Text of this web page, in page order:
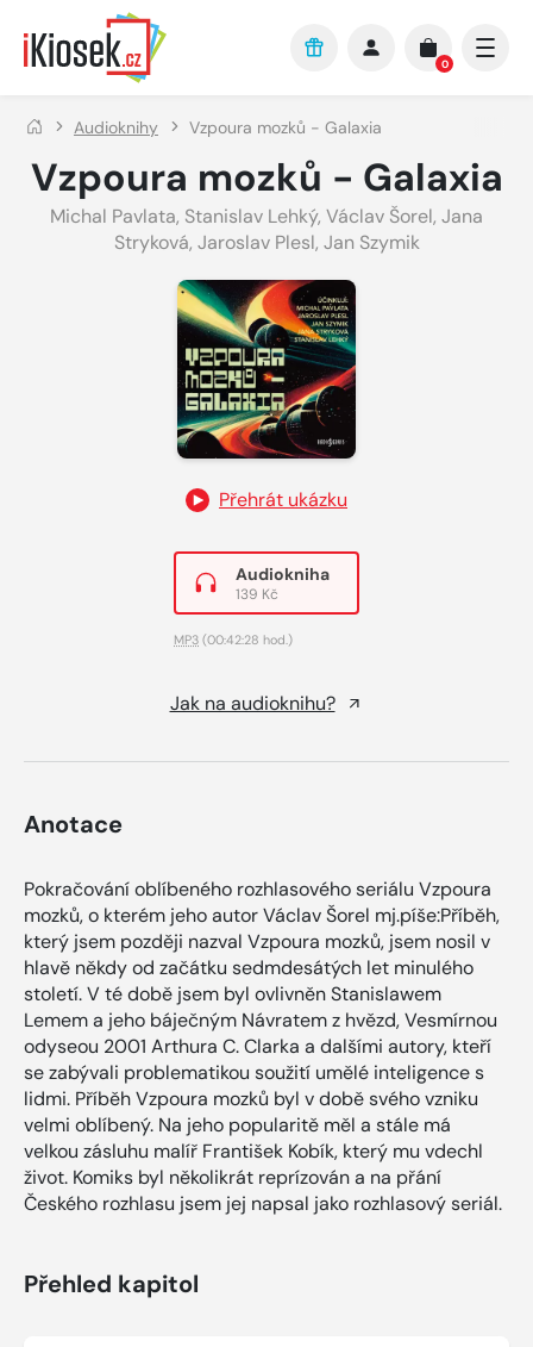
Přejít na hlavní obsah
0
Audioknihy Vzpoura mozků - Galaxia
Vzpoura mozků - Galaxia
Michal Pavlata, Stanislav Lehký, Václav Šorel, Jana
Stryková, Jaroslav Plesl, Jan Szymik
Přehrát ukázku
Audiokniha
139 Kč
MP3 (00:42:28 hod.)
Jak na audioknihu?
Anotace
Pokračování oblíbeného rozhlasového seriálu Vzpoura
mozků, o kterém jeho autor Václav Šorel mj.píše:Příběh,
který jsem později nazval Vzpoura mozků, jsem nosil v
hlavě někdy od začátku sedmdesátých let minulého
století. V té době jsem byl ovlivněn Stanislawem
Lemem a jeho báječným Návratem z hvězd, Vesmírnou
odyseou 2001 Arthura C. Clarka a dalšími autory, kteří
se zabývali problematikou soužití umělé inteligence s
lidmi. Příběh Vzpoura mozků byl v době svého vzniku
velmi oblíbený. Na jeho popularitě měl a stále má
velkou zásluhu malíř František Kobík, který mu vdechl
život. Komiks byl několikrát reprízován a na přání
Českého rozhlasu jsem jej napsal jako rozhlasový seriál.
Přehled kapitol